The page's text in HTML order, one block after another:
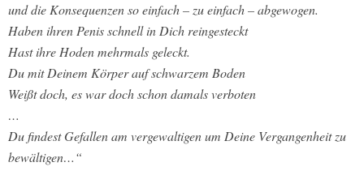
und die Konsequenzen so einfach – zu einfach – abgewogen.
Haben ihren Penis schnell in Dich reingesteckt
Hast ihre Hoden mehrmals geleckt.
Du mit Deinem Körper auf schwarzem Boden
Weißt doch, es war doch schon damals verboten
…
Du findest Gefallen am vergewaltigen um Deine Vergangenheit zu
bewältigen…“